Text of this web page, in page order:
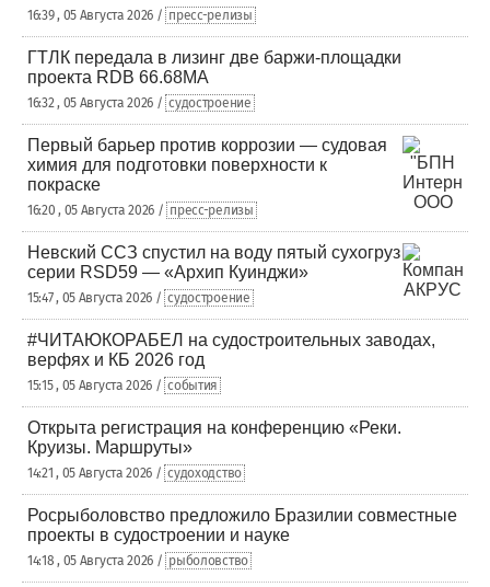
16:39 , 05 Августа 2026 / пресс-релизы
ГТЛК передала в лизинг две баржи-площадки
проекта RDB 66.68МА
16:32 , 05 Августа 2026 / судостроение
Первый барьер против коррозии — судовая
химия для подготовки поверхности к
покраске
16:20 , 05 Августа 2026 / пресс-релизы
Невский ССЗ спустил на воду пятый сухогруз
серии RSD59 — «Архип Куинджи»
15:47 , 05 Августа 2026 / судостроение
#ЧИТАЮКОРАБЕЛ на судостроительных заводах,
верфях и КБ 2026 год
15:15 , 05 Августа 2026 / события
Открыта регистрация на конференцию «Реки.
Круизы. Маршруты»
14:21 , 05 Августа 2026 / судоходство
Росрыболовство предложило Бразилии совместные
проекты в судостроении и науке
14:18 , 05 Августа 2026 / рыболовство